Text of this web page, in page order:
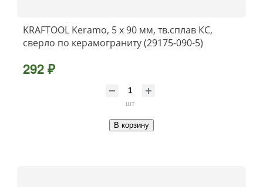
KRAFTOOL Keramo, 5 х 90 мм, тв.сплав КС,
сверло по керамограниту (29175-090-5)
292 ₽
шт
В корзину